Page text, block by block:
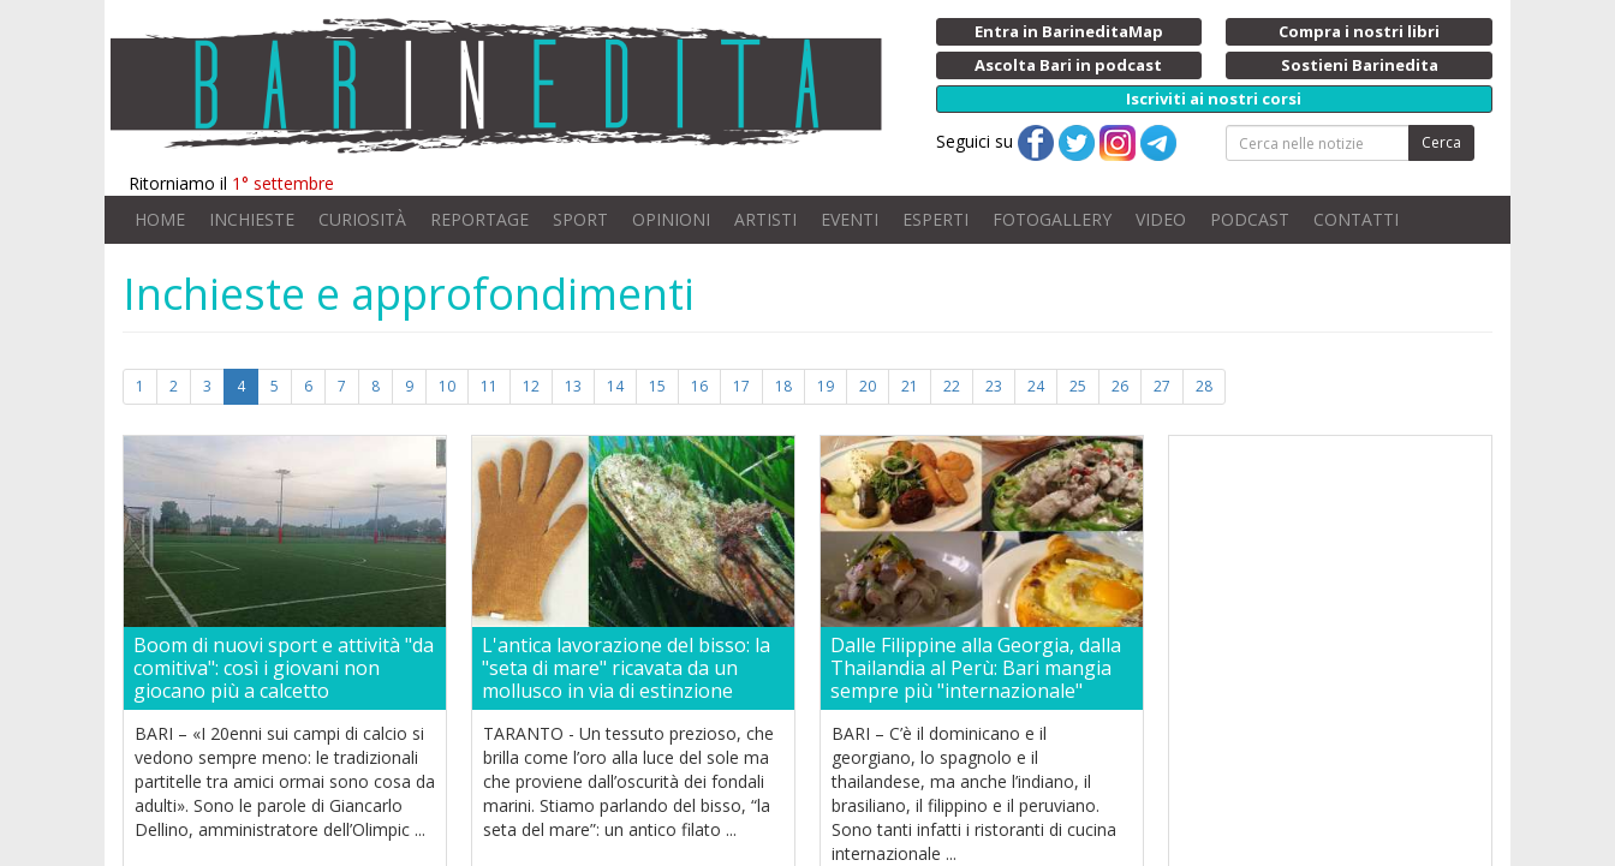
Ritorniamo il 1° settembre
Entra in BarineditaMap
Compra i nostri libri
Ascolta Bari in podcast
Sostieni Barinedita
Iscriviti ai nostri corsi
Seguici su Cerca
HOME INCHIESTE CURIOSITÀ REPORTAGE SPORT OPINIONI ARTISTI EVENTI ESPERTI FOTOGALLERY VIDEO PODCAST CONTATTI
Inchieste e approfondimenti
1 2 3 4 5 6 7 8 9 10 11 12 13 14 15 16 17 18 19 20 21 22 23 24 25 26 27 28
Boom di nuovi sport e attività "da
comitiva": così i giovani non
giocano più a calcetto
BARI – «I 20enni sui campi di calcio si
vedono sempre meno: le tradizionali
partitelle tra amici ormai sono cosa da
adulti». Sono le parole di Giancarlo
Dellino, amministratore dell’Olimpic ...
L'antica lavorazione del bisso: la
"seta di mare" ricavata da un
mollusco in via di estinzione
TARANTO - Un tessuto prezioso, che
brilla come l’oro alla luce del sole ma
che proviene dall’oscurità dei fondali
marini. Stiamo parlando del bisso, “la
seta del mare”: un antico filato ...
Dalle Filippine alla Georgia, dalla
Thailandia al Perù: Bari mangia
sempre più "internazionale"
BARI – C’è il dominicano e il
georgiano, lo spagnolo e il
thailandese, ma anche l’indiano, il
brasiliano, il filippino e il peruviano.
Sono tanti infatti i ristoranti di cucina
internazionale ...